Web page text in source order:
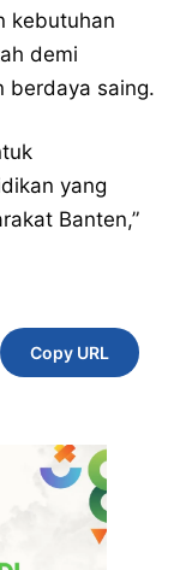
kebutuhan
demi
berdaya saing.
yang
Banten,”
Copy URL